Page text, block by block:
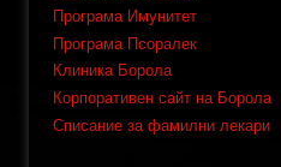
Програма Имунитет
Програма Псоралек
Клиника Борола
Корпоративен сайт на Борола
Списание за фамилни лекари